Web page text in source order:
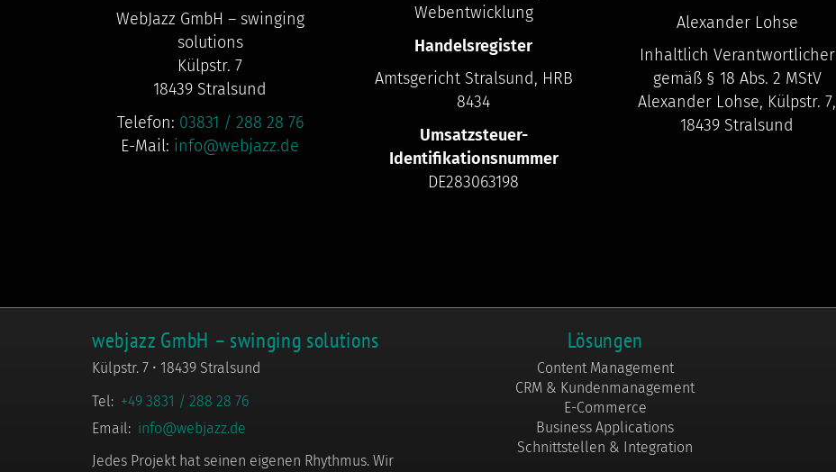
WebJazz GmbH – swinging
solutions
Külpstr. 7
18439 Stralsund
Telefon: 03831 / 288 28 76
E-Mail: info@webjazz.de
Webentwicklung
Handelsregister
Amtsgericht Stralsund, HRB
8434
Umsatzsteuer-
Identifikationsnummer
DE283063198
Alexander Lohse
Inhaltlich Verantwortlicher
gemäß § 18 Abs. 2 MStV
Alexander Lohse, Külpstr. 7,
18439 Stralsund
webjazz GmbH – swinging solutions
Külpstr. 7 • 18439 Stralsund
Tel: +49 3831 / 288 28 76
Email: info@webjazz.de
Jedes Projekt hat seinen eigenen Rhythmus. Wir
Lösungen
Content Management
CRM & Kundenmanagement
E-Commerce
Business Applications
Schnittstellen & Integration